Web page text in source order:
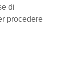
di
procedere